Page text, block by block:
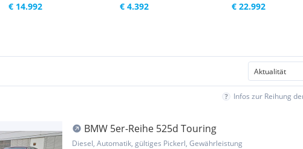
€ 14.992
€ 4.392
Geartronic
€ 22.992
Infos zur Reihung
BMW 5er-Reihe 525d Touring
Diesel, Automatik, gültiges Pickerl, Gewährleistung